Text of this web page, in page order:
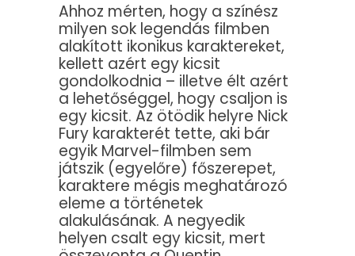
Ahhoz mérten, hogy a színész
milyen sok legendás filmben
alakított ikonikus karaktereket,
kellett azért egy kicsit
gondolkodnia – illetve élt azért
a lehetőséggel, hogy csaljon is
egy kicsit. Az ötödik helyre Nick
Fury karakterét tette, aki bár
egyik Marvel-filmben sem
játszik (egyelőre) főszerepet,
karaktere mégis meghatározó
eleme a történetek
alakulásának. A negyedik
helyen csalt egy kicsit, mert